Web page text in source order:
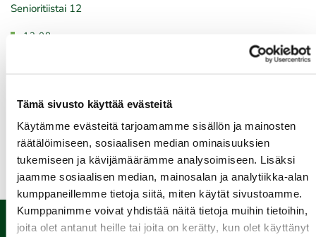
Tämä sivusto käyttää evästeitä
Käytämme evästeitä tarjoamamme sisällön ja mainosten
räätälöimiseen, sosiaalisen median ominaisuuksien
tukemiseen ja kävijämäärämme analysoimiseen. Lisäksi
jaamme sosiaalisen median, mainosalan ja analytiikka-alan
kumppaneillemme tietoja siitä, miten käytät sivustoamme.
Kumppanimme voivat yhdistää näitä tietoja muihin tietoihin,
joita olet antanut heille tai joita on kerätty, kun olet käyttänyt
Senioritiistai 12
12.08.
Seuraottelu SHG-PGK
Kaikki tapahtumat >>